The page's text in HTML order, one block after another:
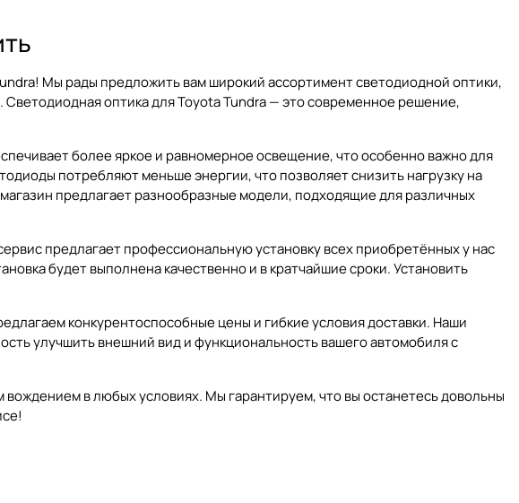
Мы рады предложить вам широкий ассортимент светодиодной оптики,
оптика для Toyota Tundra — это современное решение,
более яркое и равномерное освещение, что особенно важно для
потребляют меньше энергии, что позволяет снизить нагрузку на
предлагает разнообразные модели, подходящие для различных
предлагает профессиональную установку всех приобретённых у нас
будет выполнена качественно и в кратчайшие сроки. Установить
конкурентоспособные цены и гибкие условия доставки. Наши
улучшить внешний вид и функциональность вашего автомобиля с
в любых условиях. Мы гарантируем, что вы останетесь довольны